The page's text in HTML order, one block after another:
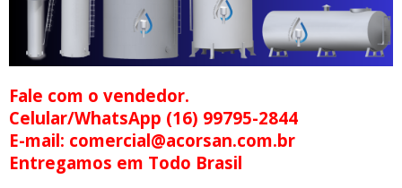
Fale com o vendedor.
Celular/WhatsApp (16) 99795-2844
E-mail: comercial@acorsan.com.br
Entregamos em Todo Brasil